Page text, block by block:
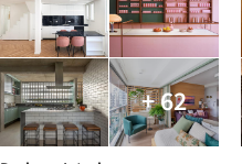
+ 62